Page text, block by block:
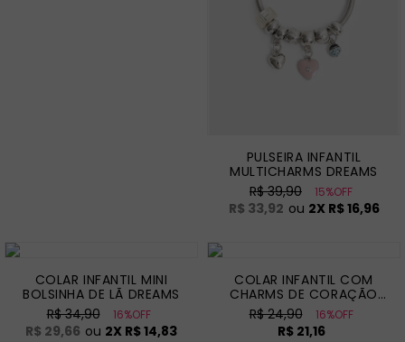
PULSEIRA INFANTIL
MULTICHARMS DREAMS
R$ 39,90
15%OFF
R$ 33,92 ou 2X R$ 16,96
COLAR INFANTIL MINI
BOLSINHA DE LÃ DREAMS
R$ 34,90
16%OFF
R$ 29,66 ou 2X R$ 14,83
COLAR INFANTIL COM
CHARMS DE CORAÇÃO
DREAMS
R$ 24,90 16%OFF
R$ 21,16